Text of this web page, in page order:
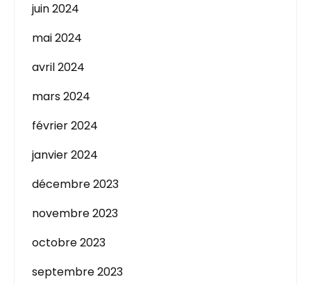
juin 2024
mai 2024
avril 2024
mars 2024
février 2024
janvier 2024
décembre 2023
novembre 2023
octobre 2023
septembre 2023